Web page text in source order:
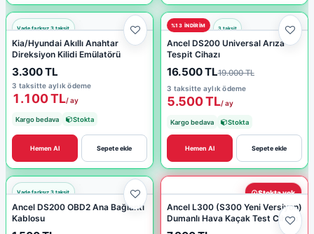
Kia/Hyundai Akıllı Anahtar
Direksiyon Kilidi Emülatörü
3.300 TL
3 taksitte aylık ödeme
1.100 TL/ ay
Kargo bedava Stokta
Sepete ekle
Hemen Al
%13 INDIRIM
Ancel DS200 Universal Arıza
Tespit Cihazı
16.500 TL19.000 TL
3 taksitte aylık ödeme
5.500 TL/ ay
Kargo bedava Stokta
Sepete ekle
Hemen Al
Ancel DS200 OBD2 Ana Bağlantı
Kablosu
Stokta yok
Ancel L300 (S300 Yeni Versiyon)
Dumanlı Hava Kaçak Test Cihazı